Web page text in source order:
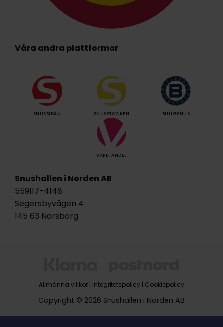
Våra andra plattformar
SNUSSIDAN SNUSSTOCKEN BILLIGSNUS
VAPEHANDEL
Snushallen i Norden AB
559117-4148
Segersbyvägen 4
145 63 Norsborg
Allmänna villkor | Integritetspolicy | Cookiepolicy
Copyright © 2026 Snushallen i Norden AB